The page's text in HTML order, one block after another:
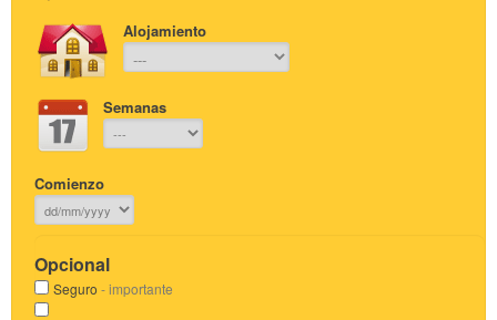
Alojamiento
Semanas
Comienzo
Opcional
Seguro - importante